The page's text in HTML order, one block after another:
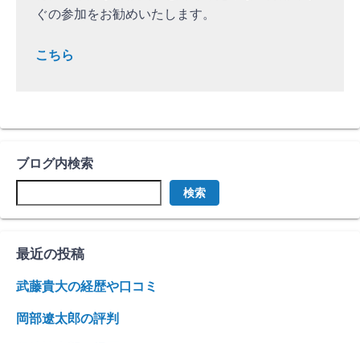
ぐの参加をお勧めいたします。
こちら
ブログ内検索
検索
最近の投稿
武藤貴大の経歴や口コミ
岡部遼太郎の評判